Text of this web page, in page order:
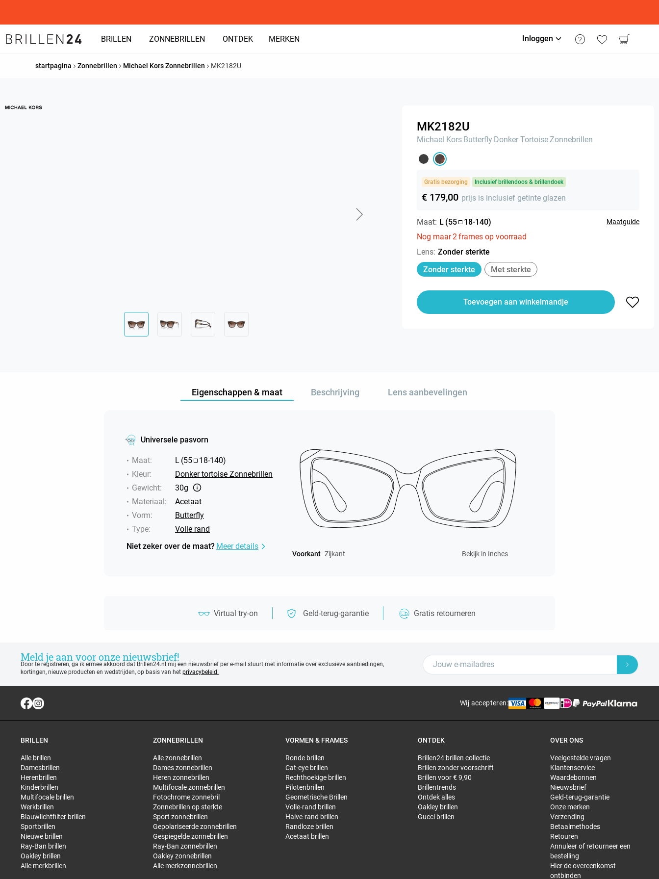
BRILLEN ZONNEBRILLEN ONTDEK MERKEN Inloggen
startpagina Zonnebrillen Michael Kors Zonnebrillen MK2182U
MK2182U
Michael Kors Butterfly Donker TortoiseZonnebrillen
Gratis bezorging Inclusief brillendoos & brillendoek
€ 179,00 prijs is inclusief getinte glazen
Maat: L (55 18-140) Maatguide
Nog maar2frames op voorraad
Lens: Zonder sterkte
Zonder sterkte
Met sterkte
Toevoegen aan winkelmandje
Eigenschappen & maat Beschrijving Lens aanbevelingen
Universele pasvorn
Maat: L (55 18-140)
Kleur:
Donker tortoise Zonnebrillen
Gewicht:
30g
Materiaal:
Acetaat
Vorm:
Butterfly
Type:
Volle rand
Niet zeker over de maat? Meer details
Voorkant Zijkant Bekijk in Inches
Virtual try-on Geld-terug-garantie Gratis retourneren
Meld je aan voor onze nieuwsbrief!
Door te registreren, ga ik ermee akkoord dat Brillen24.nl mij een nieuwsbrief per e-mail stuurt met informatie over exclusieve aanbiedingen,
kortingen, nieuwe producten en wedstrijden, op basis van het privacybeleid.
Wij accepteren:
BRILLEN
Alle brillen
Damesbrillen
Herenbrillen
Kinderbrillen
Multifocale brillen
Werkbrillen
Blauwlichtfilter brillen
Sportbrillen
Nieuwe brillen
Ray-Ban brillen
Oakley brillen
Alle merkbrillen
ZONNEBRILLEN
Alle zonnebrillen
Dames zonnebrillen
Heren zonnebrillen
Multifocale zonnebrillen
Fotochrome zonnebril
Zonnebrillen op sterkte
Sport zonnebrillen
Gepolariseerde zonnebrillen
Gespiegelde zonnebrillen
Ray-Ban zonnebrillen
Oakley zonnebrillen
Alle merkzonnebrillen
VORMEN & FRAMES
Ronde brillen
Cat-eye brillen
Rechthoekige brillen
Pilotenbrillen
Geometrische Brillen
Volle-rand brillen
Halve-rand brillen
Randloze brillen
Acetaat brillen
ONTDEK
Brillen24 brillen collectie
Brillen zonder voorschrift
Brillen voor € 9,90
Brillentrends
Ontdek alles
Oakley brillen
Gucci brillen
OVER ONS
Veelgestelde vragen
Klantenservice
Waardebonnen
Nieuwsbrief
Geld-terug-garantie
Onze merken
Verzending
Betaalmethodes
Retouren
Annuleer of retourneer een
bestelling
Hier de overeenkomst
ontbinden